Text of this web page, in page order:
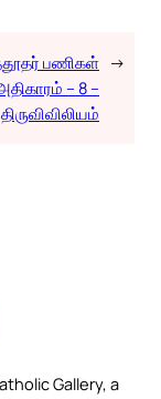
பணிகள்
– 8 –
திருவிவிலியம்
→
Gallery, a